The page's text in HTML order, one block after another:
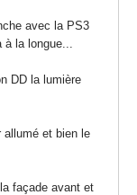
avec la PS3
à la longue...
DD la lumière
allumé et bien le
façade avant et